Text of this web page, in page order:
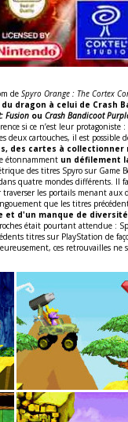
de Spyro Orange : The Cortex
dragon à celui de Crash
Fusion ou Crash Bandicoot
si ce n’est leur protagoniste :
deux cartouches, il est possible
des cartes à
étonnamment un défilement
des titres Spyro sur Game
quatre mondes différents. Il
les portails menant aux
que les titres
et d'un manque de
était pourtant attendue :
titres sur PlayStation de
ces retrouvailles